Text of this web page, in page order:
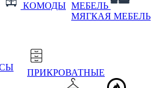
КОМОДЫ МЕБЕЛЬ
МЯГКАЯ МЕБЕЛЬ
ПРИКРОВАТНЫЕ